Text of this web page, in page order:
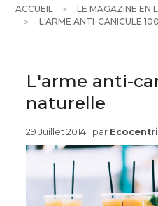
ACCUEIL
LE MAGAZINE EN
L'ARME ANTI-CANICULE
L'arme anti-
naturelle
29 Juillet 2014 | par